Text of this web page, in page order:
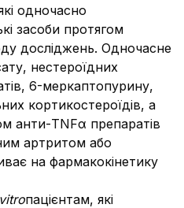
одночасно
засоби протягом
досліджень. Одночасне
нестероїдних
6-меркаптопурину,
кортикостероїдів, а
анти-TNFα препаратів
артритом або
на фармакокінетику
пацієнтам, які